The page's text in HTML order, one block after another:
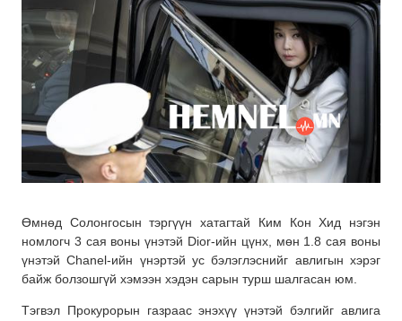
Өмнөд Солонгосын тэргүүн хатагтай Ким Кон Хид нэгэн
номлогч 3 сая воны үнэтэй Dior-ийн цүнх, мөн 1.8 сая воны
үнэтэй Chanel-ийн үнэртэй ус бэлэглэснийг авлигын хэрэг
байж болзошгүй хэмээн хэдэн сарын турш шалгасан юм.
Тэгвэл Прокурорын газраас энэхүү үнэтэй бэлгийг авлига